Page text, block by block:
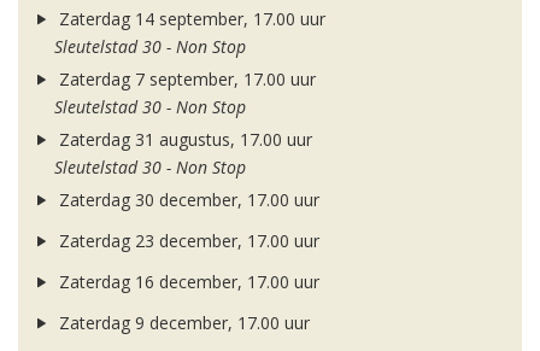
Zaterdag 14 september, 17.00 uur
Sleutelstad 30 - Non Stop
Zaterdag 7 september, 17.00 uur
Sleutelstad 30 - Non Stop
Zaterdag 31 augustus, 17.00 uur
Sleutelstad 30 - Non Stop
Zaterdag 30 december, 17.00 uur
Zaterdag 23 december, 17.00 uur
Zaterdag 16 december, 17.00 uur
Zaterdag 9 december, 17.00 uur